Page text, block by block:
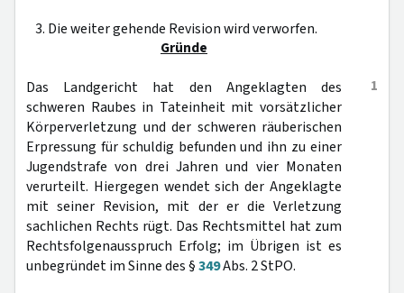
3. Die weiter gehende Revision wird verworfen.
Gründe
1
Das Landgericht hat den Angeklagten des
schweren Raubes in Tateinheit mit vorsätzlicher
Körperverletzung und der schweren räuberischen
Erpressung für schuldig befunden und ihn zu einer
Jugendstrafe von drei Jahren und vier Monaten
verurteilt. Hiergegen wendet sich der Angeklagte
mit seiner Revision, mit der er die Verletzung
sachlichen Rechts rügt. Das Rechtsmittel hat zum
Rechtsfolgenausspruch Erfolg; im Übrigen ist es
unbegründet im Sinne des §349Abs. 2 StPO.